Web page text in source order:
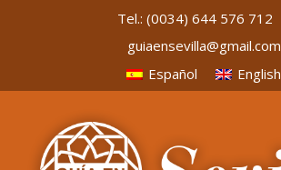
Tel.: (0034) 644 576 712
guiaensevilla@gmail.com
Español
English